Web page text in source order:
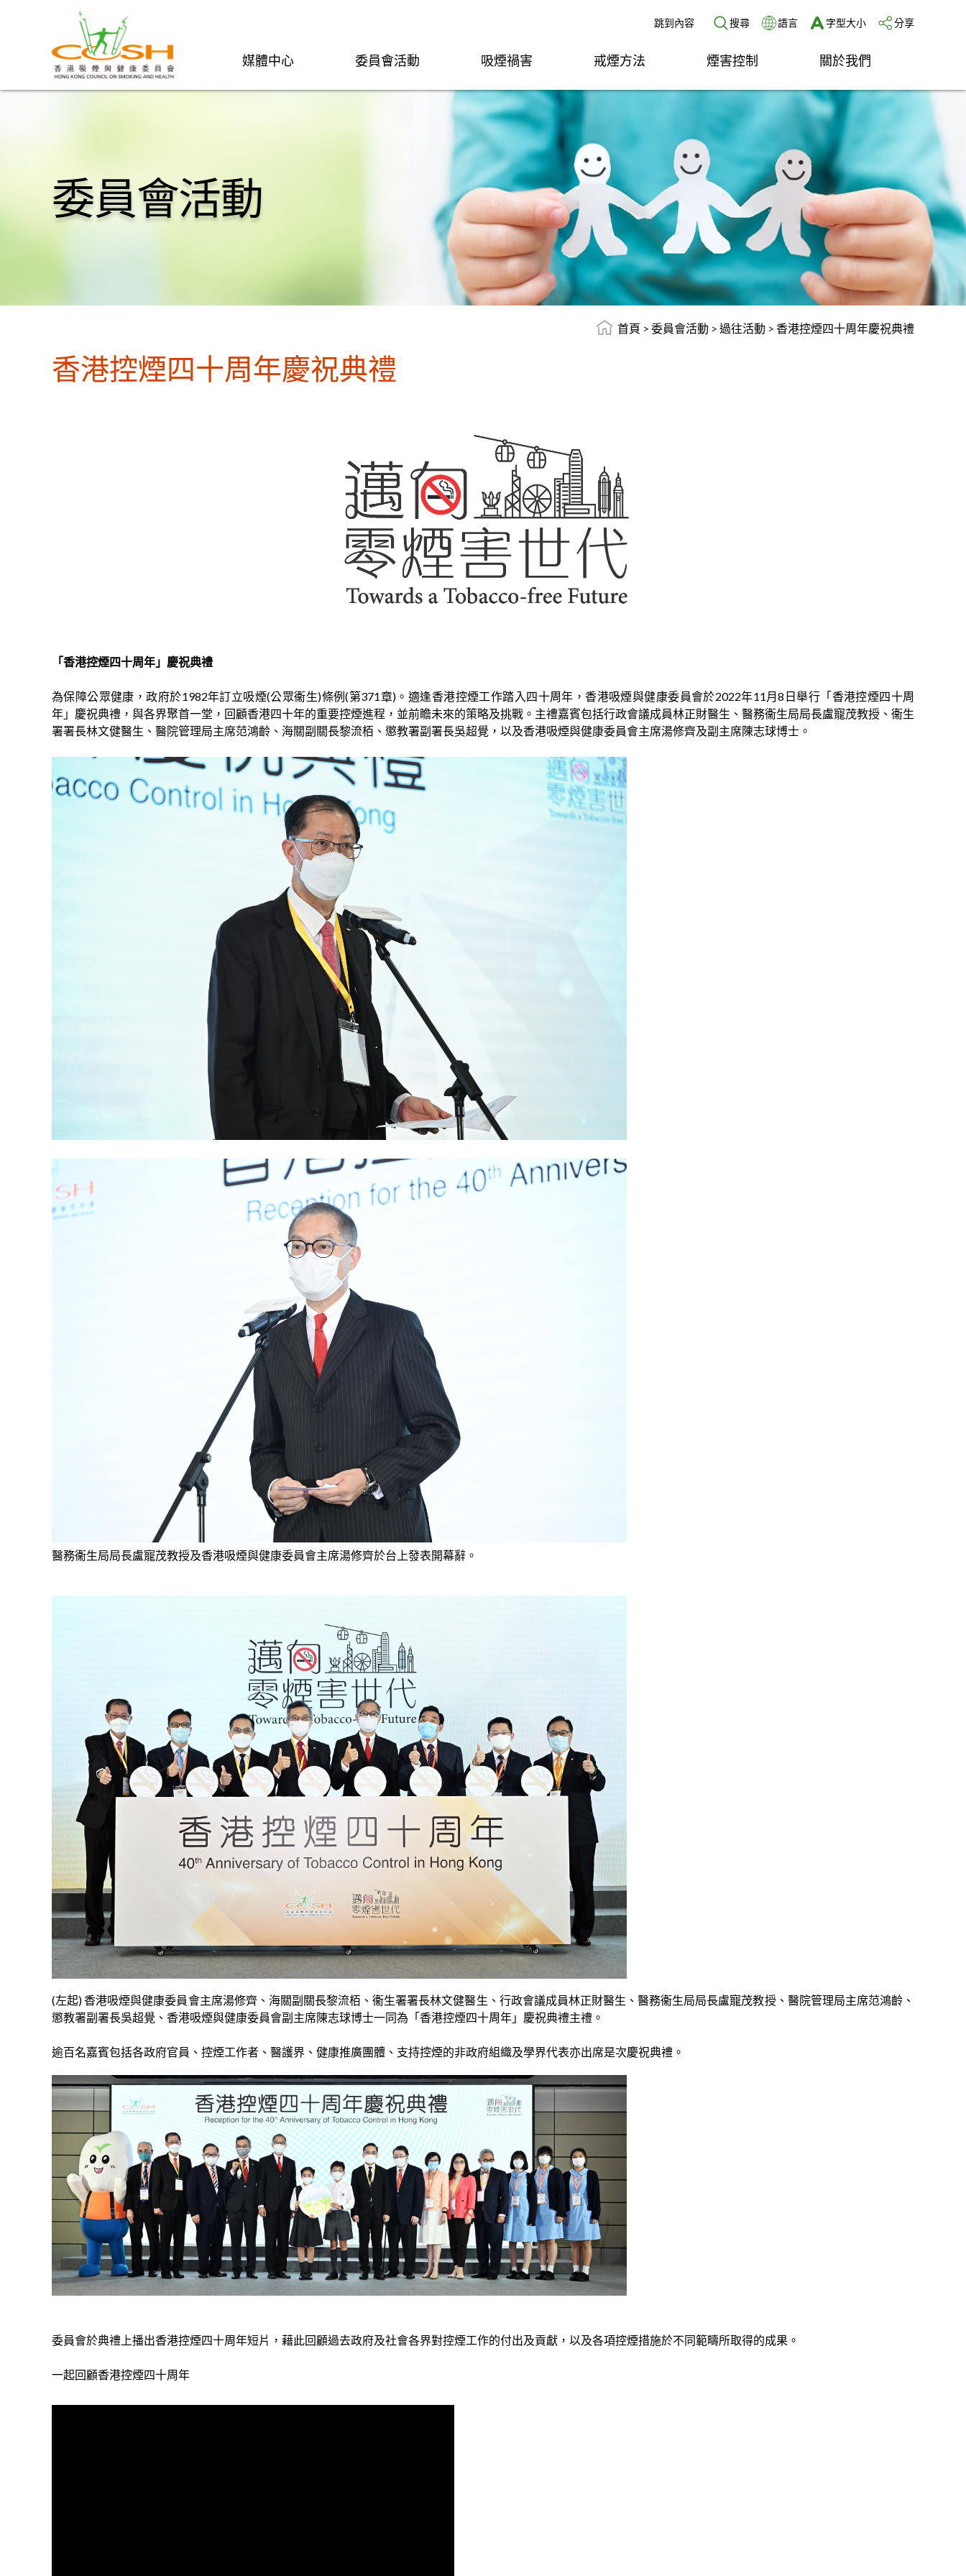
跳到內容 搜尋 語言 字型大小 分享
媒體中心 委員會活動 吸煙禍害 戒煙方法 煙害控制 關於我們
委員會活動
首頁 > 委員會活動 > 過往活動 > 香港控煙四十周年慶祝典禮
香港控煙四十周年慶祝典禮
「香港控煙四十周年」慶祝典禮
為保障公眾健康，政府於1982年訂立吸煙(公眾衞生)條例(第371章)。適逢香港控煙工作踏入四十周年，香港吸煙與健康委員會於2022年11月8日舉行「香港控煙四十周
年」慶祝典禮，與各界聚首一堂，回顧香港四十年的重要控煙進程，並前瞻未來的策略及挑戰。主禮嘉賓包括行政會議成員林正財醫生、醫務衞生局局長盧寵茂教授、衞生
署署長林文健醫生、醫院管理局主席范鴻齡、海關副關長黎流栢、懲教署副署長吳超覺，以及香港吸煙與健康委員會主席湯修齊及副主席陳志球博士。
醫務衞生局局長盧寵茂教授及香港吸煙與健康委員會主席湯修齊於台上發表開幕辭。
(左起) 香港吸煙與健康委員會主席湯修齊、海關副關長黎流栢、衞生署署長林文健醫生、行政會議成員林正財醫生、醫務衞生局局長盧寵茂教授、醫院管理局主席范鴻齡、
懲教署副署長吳超覺、香港吸煙與健康委員會副主席陳志球博士一同為「香港控煙四十周年」慶祝典禮主禮。
逾百名嘉賓包括各政府官員、控煙工作者、醫護界、健康推廣團體、支持控煙的非政府組織及學界代表亦出席是次慶祝典禮。
委員會於典禮上播出香港控煙四十周年短片，藉此回顧過去政府及社會各界對控煙工作的付出及貢獻，以及各項控煙措施於不同範疇所取得的成果。
一起回顧香港控煙四十周年